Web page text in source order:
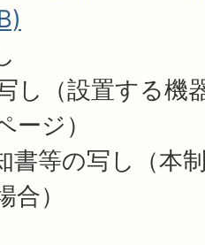
し（設置する機
ージ）
書等の写し（本
）